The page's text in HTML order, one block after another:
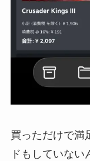
買っただけで満
ドもしていない